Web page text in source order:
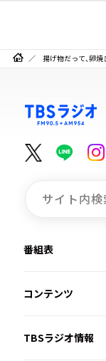
揚げ物だって、卵
番組表
コンテンツ
TBSラジオ情報